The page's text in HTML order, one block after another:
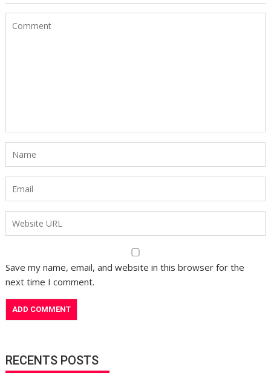
Save my name, email, and website in this browser for the
next time I comment.
RECENTS POSTS